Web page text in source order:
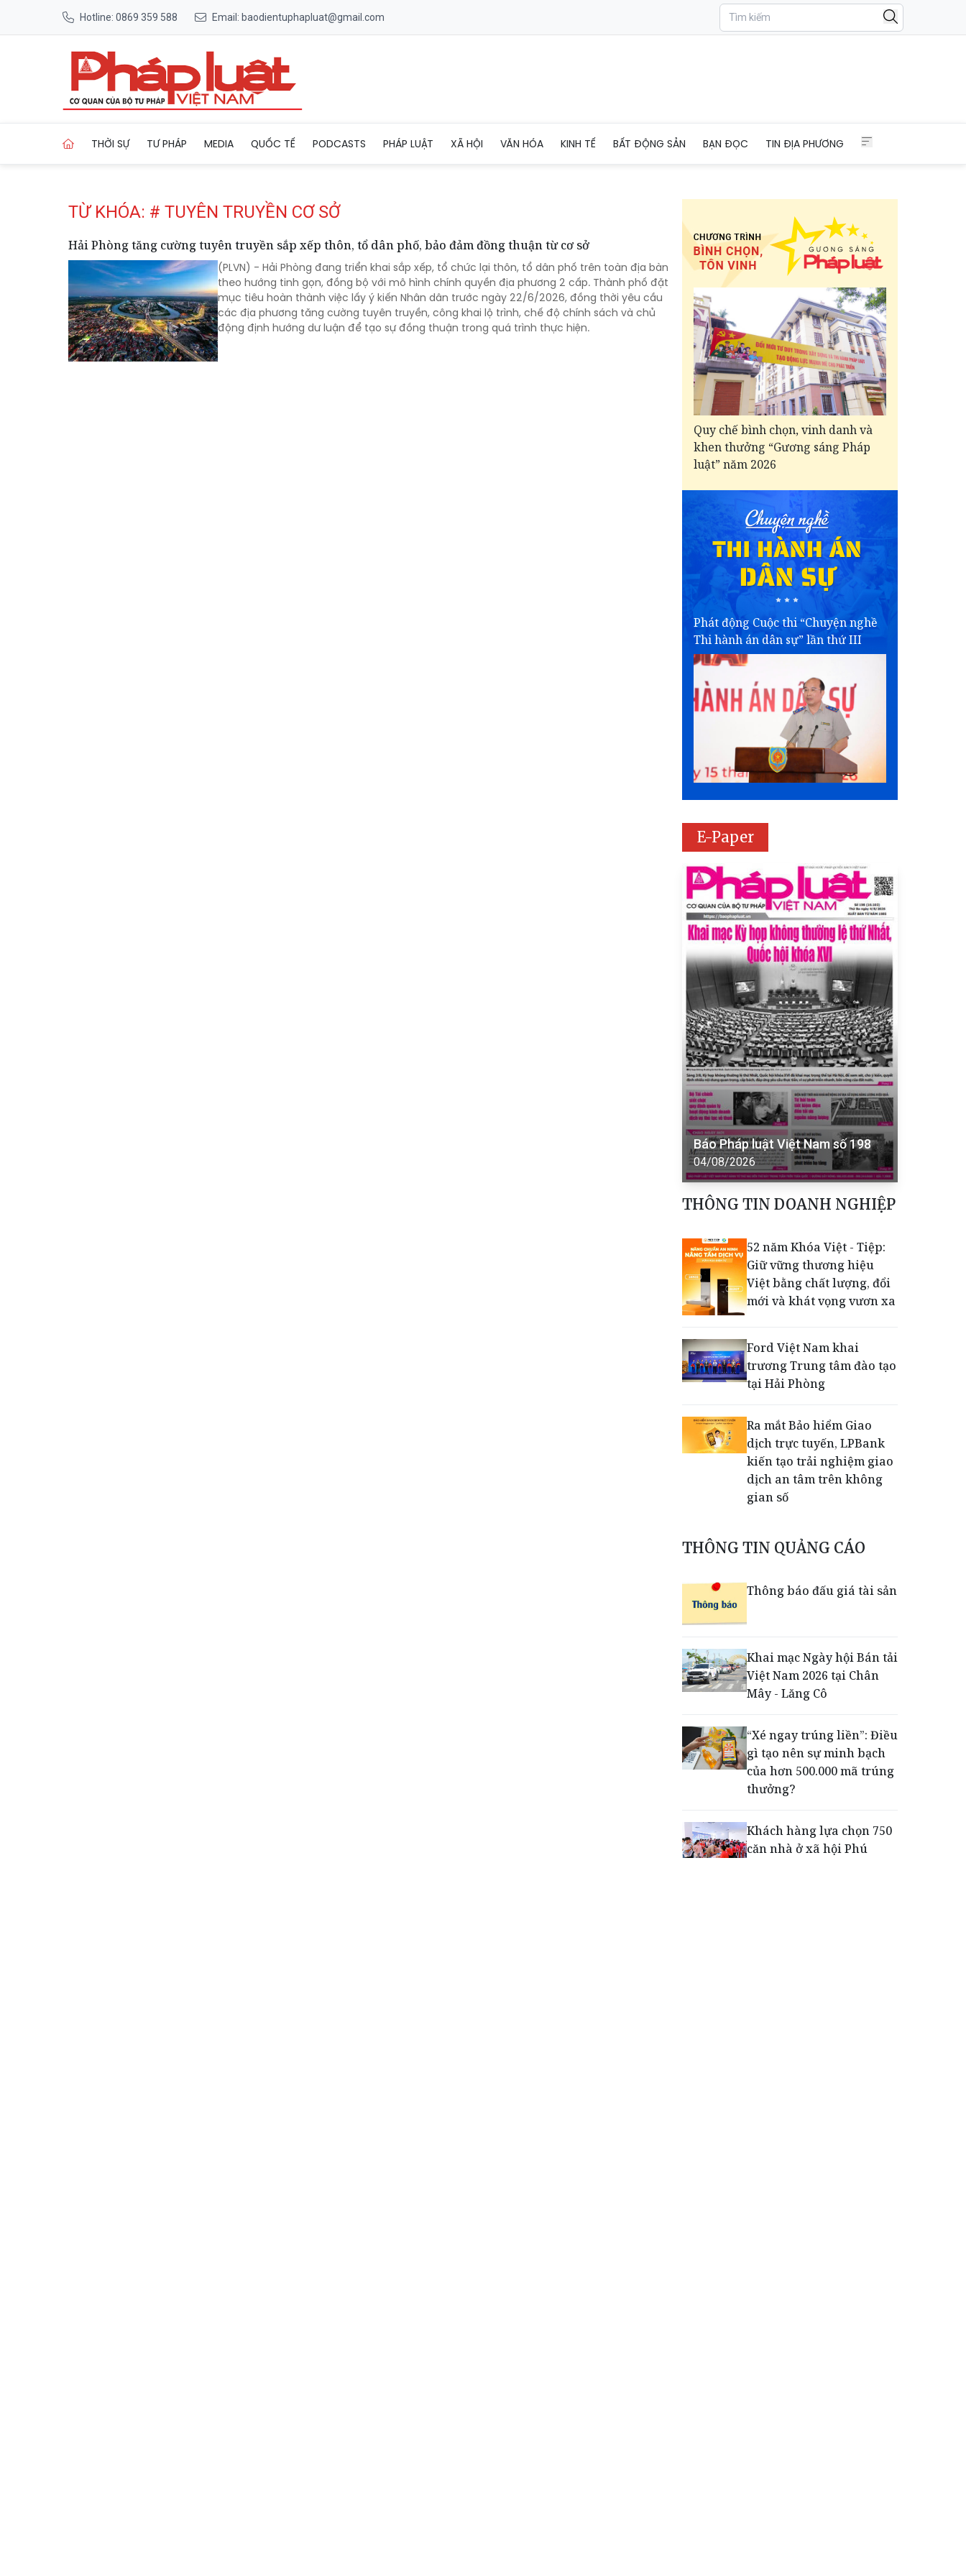
Hotline: 0869 359 588 Email: baodientuphapluat@gmail.com
THỜI SỰ TƯ PHÁP MEDIA QUỐC TẾ PODCASTS PHÁP LUẬT XÃ HỘI VĂN HÓA KINH TẾ BẤT ĐỘNG SẢN BẠN ĐỌC TIN ĐỊA PHƯƠNG
TỪ KHÓA: # TUYÊN TRUYỀN CƠ SỞ
Hải Phòng tăng cường tuyên truyền sắp xếp thôn, tổ dân phố, bảo đảm đồng thuận từ cơ sở
(PLVN) - Hải Phòng đang triển khai sắp xếp, tổ chức lại thôn, tổ dân phố trên toàn địa bàn
theo hướng tinh gọn, đồng bộ với mô hình chính quyền địa phương 2 cấp. Thành phố đặt
mục tiêu hoàn thành việc lấy ý kiến Nhân dân trước ngày 22/6/2026, đồng thời yêu cầu
các địa phương tăng cường tuyên truyền, công khai lộ trình, chế độ chính sách và chủ
động định hướng dư luận để tạo sự đồng thuận trong quá trình thực hiện.
Quy chế bình chọn, vinh danh và
khen thưởng “Gương sáng Pháp
luật” năm 2026
Phát động Cuộc thi “Chuyện nghề
Thi hành án dân sự” lần thứ III
E-Paper
Báo Pháp luật Việt Nam số 198
04/08/2026
THÔNG TIN DOANH NGHIỆP
52 năm Khóa Việt - Tiệp:
Giữ vững thương hiệu
Việt bằng chất lượng, đổi
mới và khát vọng vươn xa
Ford Việt Nam khai
trương Trung tâm đào tạo
tại Hải Phòng
Ra mắt Bảo hiểm Giao
dịch trực tuyến, LPBank
kiến tạo trải nghiệm giao
dịch an tâm trên không
gian số
Dấu mốc khẳng định năng
lực vận hành và thích ứng
toán thưởng vượt kế
hoạch
lập nghiệp của người trẻ
toàn cầu
THÔNG TIN QUẢNG CÁO
Thông báo đấu giá tài sản
Khai mạc Ngày hội Bán tải
Việt Nam 2026 tại Chân
Mây - Lăng Cô
“Xé ngay trúng liền”: Điều
gì tạo nên sự minh bạch
của hơn 500.000 mã trúng
thưởng?
Khách hàng lựa chọn 750
căn nhà ở xã hội Phú